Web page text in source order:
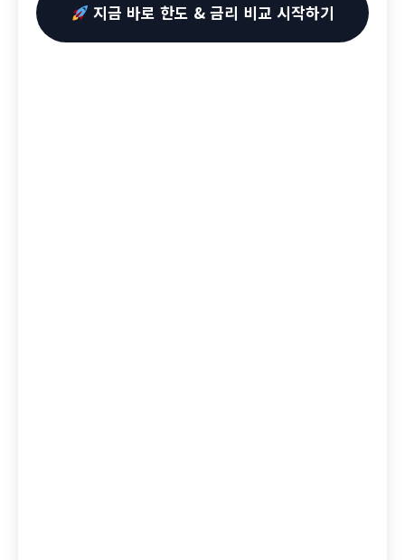
지금 바로 한도 & 금리 비교 시작하기